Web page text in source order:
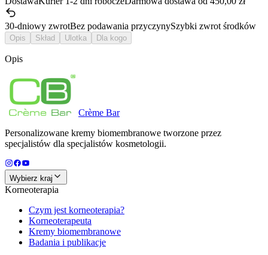
30-dniowy zwrotBez podawania przyczynySzybki zwrot środków
Opis Skład Ulotka Dla kogo
Opis
Crème Bar
Personalizowane kremy biomembranowe tworzone przez
specjalistów dla specjalistów kosmetologii.
Wybierz kraj
Korneoterapia
Czym jest korneoterapia?
Korneoterapeuta
Kremy biomembranowe
Badania i publikacje